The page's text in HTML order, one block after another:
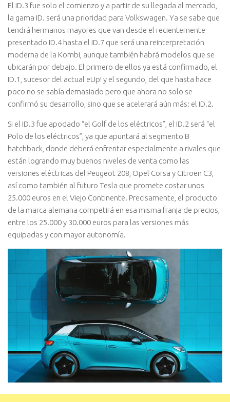
El ID.3 fue solo el comienzo y a partir de su llegada al mercado,
la gama ID. será una prioridad para Volkswagen. Ya se sabe que
tendrá hermanos mayores que van desde el recientemente
presentado ID.4 hasta el ID.7 que será una reinterpretación
moderna de la Kombi, aunque también habrá modelos que se
ubicarán por debajo. El primero de ellos ya está confirmado, el
ID.1, sucesor del actual eUp! y el segundo, del que hasta hace
poco no se sabía demasiado pero que ahora no solo se
confirmó su desarrollo, sino que se acelerará aún más: el ID.2.
Si el ID.3 fue apodado “el Golf de los eléctricos”, el ID.2 será “el
Polo de los eléctricos”, ya que apuntará al segmento B
hatchback, donde deberá enfrentar especialmente a rivales que
están logrando muy buenos niveles de venta como las
versiones eléctricas del Peugeot 208, Opel Corsa y Citroën C3,
así como también al futuro Tesla que promete costar unos
25.000 euros en el Viejo Continente. Precisamente, el producto
de la marca alemana competirá en esa misma franja de precios,
entre los 25.000 y 30.000 euros para las versiones más
equipadas y con mayor autonomía.